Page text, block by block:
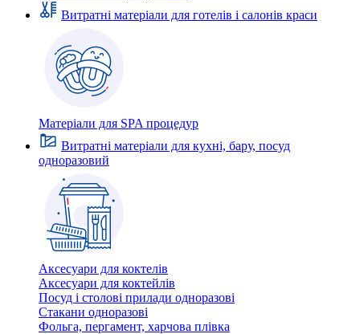
Витратні матеріали для готелів і салонів краси
Матеріали для SPA процедур
Витратні матеріали для кухні, бару, посуд
одноразовий
Аксесуари для коктелів
Аксесуари для коктейлів
Посуд і столові прилади одноразові
Стакани одноразові
Фольга, пергамент, харчова плівка